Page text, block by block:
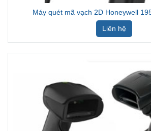
Máy quét mã vạch 2D Honeywell
Liên hệ